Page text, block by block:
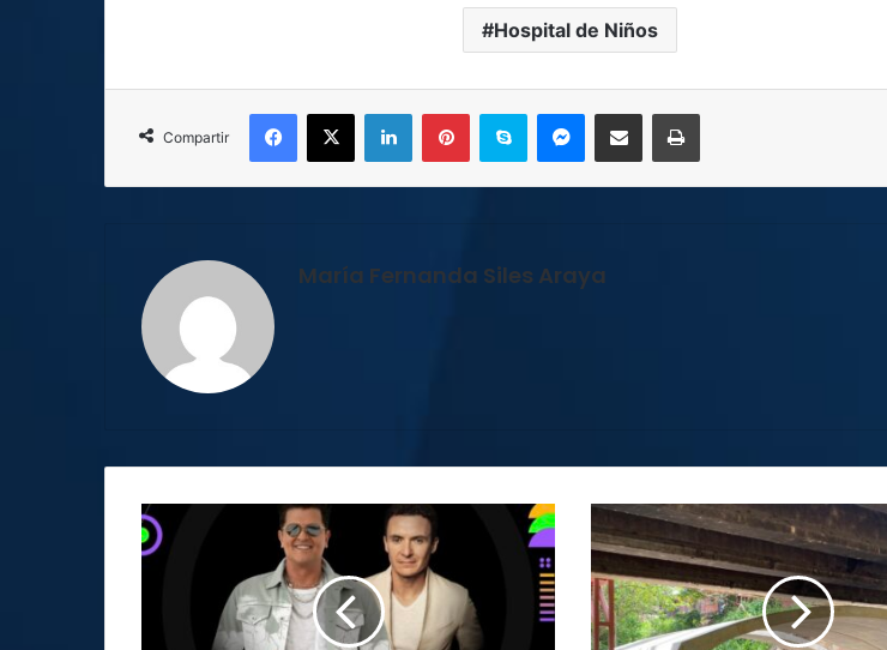
Hospital de Niños
Compartir
Facebook
X LinkedInPinterestSkype MessengerCompartir por correo electrónicoImprimir
María Fernanda Siles Araya
Carlos
Vives
Paso
regulado
sobre
el
río
Corrogres